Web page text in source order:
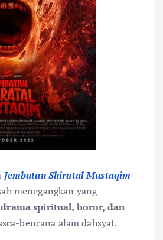
Jembatan Shiratal Mustaqim
menegangkan yang
drama spiritual, horor, dan
bencana alam dahsyat.